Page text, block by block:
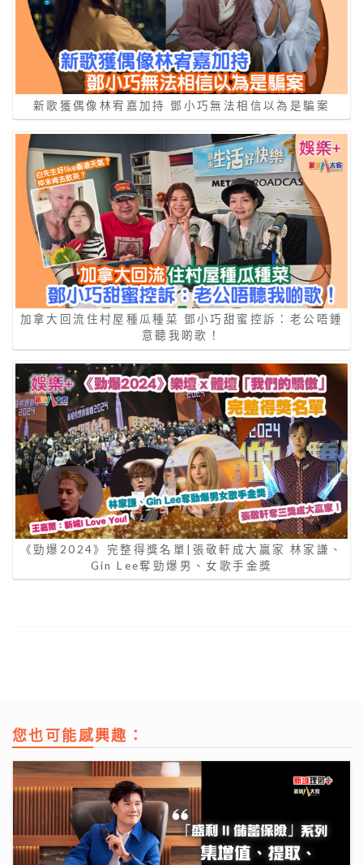
新歌獲偶像林宥嘉加持 鄧小巧無法相信以為是騙案
加拿大回流住村屋種瓜種菜 鄧小巧甜蜜控訴：老公唔鍾
意聽我啲歌！
《勁爆2024》完整得獎名單|張敬軒成大贏家 林家謙、
Gin Lee奪勁爆男、女歌手金獎
您也可能感興趣：